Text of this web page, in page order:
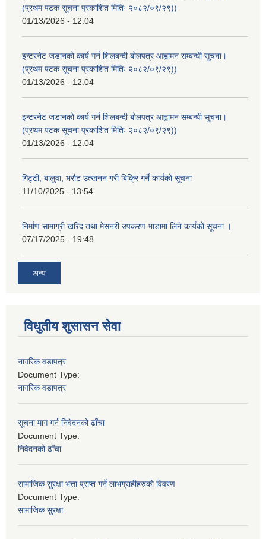
(प्रथम पटक सूचना प्रकाशित मितिः २०८२/०९/२९))
01/13/2026 - 12:04
इन्टरनेट जडानको कार्य गर्न शिलबन्दी बोलपत्र आह्वामन सम्बन्धी सूचना।
(प्रथम पटक सूचना प्रकाशित मितिः २०८२/०९/२९))
01/13/2026 - 12:04
इन्टरनेट जडानको कार्य गर्न शिलबन्दी बोलपत्र आह्वामन सम्बन्धी सूचना।
(प्रथम पटक सूचना प्रकाशित मितिः २०८२/०९/२९))
01/13/2026 - 12:04
गिट्टी, बालुवा, भरौट उत्खनन गरी बिक्रि गर्ने कार्यको सूचना
11/10/2025 - 13:54
निर्माण सामाग्री खरिद तथा मेसनरी उपकरण भाडामा लिने कार्यको सूचना ।
07/17/2025 - 19:48
अन्य
विधुतीय शुसासन सेवा
नागरिक वडापत्र
Document Type:
नागरिक वडापत्र
सूचना माग गर्न निवेदनको ढाँचा
Document Type:
निवेदनको ढाँचा
सामाजिक सुरक्षा भत्ता प्राप्त गर्ने लाभग्राहीहरुको विवरण
Document Type:
सामाजिक सुरक्षा